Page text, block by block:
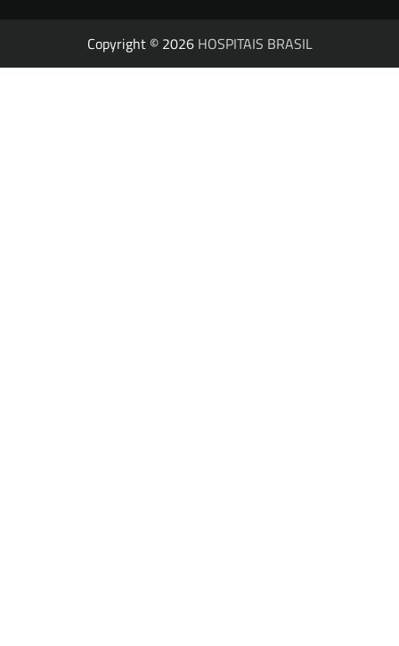
Copyright © 2026 HOSPITAIS BRASIL